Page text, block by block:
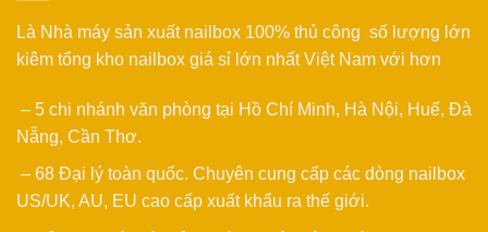
Là Nhà máy sản xuất nailbox 100% thủ công số lượng lớn
kiêm tổng kho nailbox giá sỉ lớn nhất Việt Nam với hơn
– 5 chi nhánh văn phòng tại Hồ Chí Minh, Hà Nội, Huế, Đà
Nẵng, Cần Thơ.
– 68 Đại lý toàn quốc. Chuyên cung cấp các dòng nailbox
US/UK, AU, EU cao cấp xuất khẩu ra thế giới.